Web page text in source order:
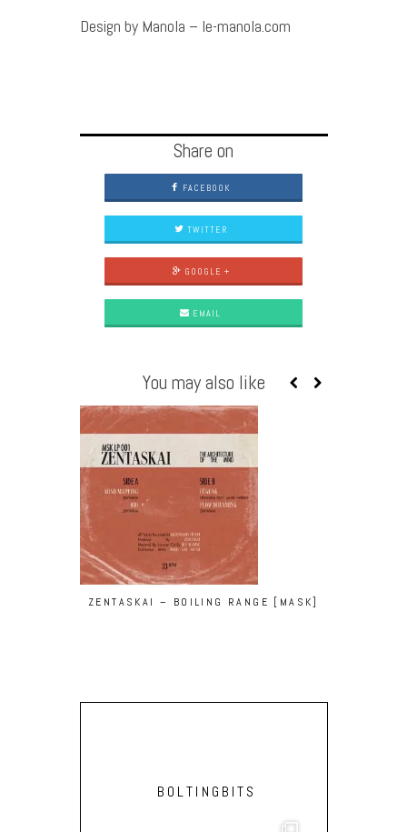
Design by Manola – le-manola.com
Share on
FACEBOOK
TWITTER
GOOGLE +
EMAIL
You may also like
ZENTASKAI – BOILING RANGE [MASK]
BOLTINGBITS